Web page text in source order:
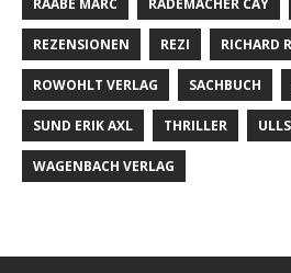
REZENSIONEN REZI RICHARD
ROWOHLT VERLAG SACHBUCH
SUND ERIK AXL THRILLER
WAGENBACH VERLAG